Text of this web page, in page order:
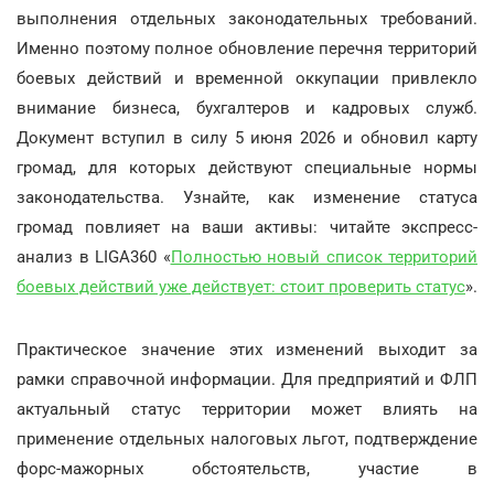
выполнения отдельных законодательных требований.
Именно поэтому полное обновление перечня территорий
боевых действий и временной оккупации привлекло
внимание бизнеса, бухгалтеров и кадровых служб.
Документ вступил в силу 5 июня 2026 и обновил карту
громад, для которых действуют специальные нормы
законодательства. Узнайте, как изменение статуса
громад повлияет на ваши активы: читайте экспресс-
анализ в LIGA360 «Полностью новый список территорий
боевых действий уже действует: стоит проверить статус».
Практическое значение этих изменений выходит за
рамки справочной информации. Для предприятий и ФЛП
актуальный статус территории может влиять на
применение отдельных налоговых льгот, подтверждение
форс-мажорных обстоятельств, участие в